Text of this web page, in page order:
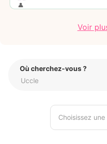
Voir
Où cherchez-vous ?
Choisissez